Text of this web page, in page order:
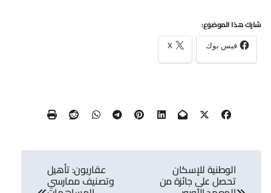
شارك هذا الموضوع:
فيس بوك X
تصفّح
المقالات
الوطنية للإسكان
تحصل على جائزة من
عقاريون: تأهيل
وتصنيف ممارسي